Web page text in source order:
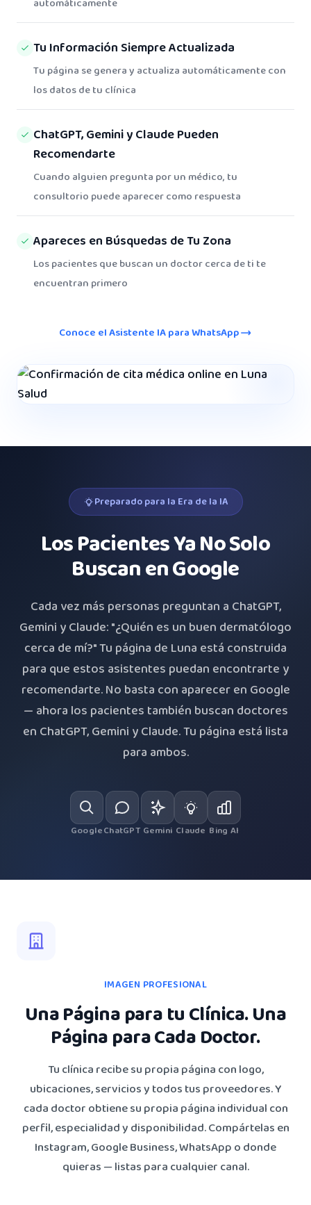
Tu Información Siempre Actualizada
Tu página se genera y actualiza automáticamente con
los datos de tu clínica
ChatGPT, Gemini y Claude Pueden
Recomendarte
Cuando alguien pregunta por un médico, tu
consultorio puede aparecer como respuesta
Apareces en Búsquedas de Tu Zona
Los pacientes que buscan un doctor cerca de ti te
encuentran primero
Conoce el Asistente IA para WhatsApp
Preparado para la Era de la IA
Los Pacientes Ya No Solo
Buscan en Google
Cada vez más personas preguntan a ChatGPT,
Gemini y Claude: "¿Quién es un buen dermatólogo
cerca de mí?" Tu página de Luna está construida
para que estos asistentes puedan encontrarte y
recomendarte. No basta con aparecer en Google
— ahora los pacientes también buscan doctores
en ChatGPT, Gemini y Claude. Tu página está lista
para ambos.
GoogleChatGPT Gemini Claude Bing AI
IMAGEN PROFESIONAL
Una Página para tu Clínica. Una
Página para Cada Doctor.
Tu clínica recibe su propia página con logo,
ubicaciones, servicios y todos tus proveedores. Y
cada doctor obtiene su propia página individual con
perfil, especialidad y disponibilidad. Compártelas en
Instagram, Google Business, WhatsApp o donde
quieras — listas para cualquier canal.